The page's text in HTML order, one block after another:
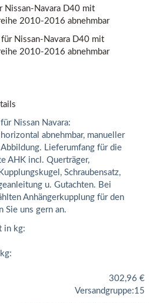
Nissan-Navara D40 mit
2010-2016 abnehmbar
Nissan Navara:
abnehmbar, manueller
Lieferumfang für die
AHK incl. Querträger,
Schraubensatz,
u. Gutachten. Bei
Anhängerkupplung für den
Sie uns gern an.
in kg:
302,96 €
Versandgruppe:15